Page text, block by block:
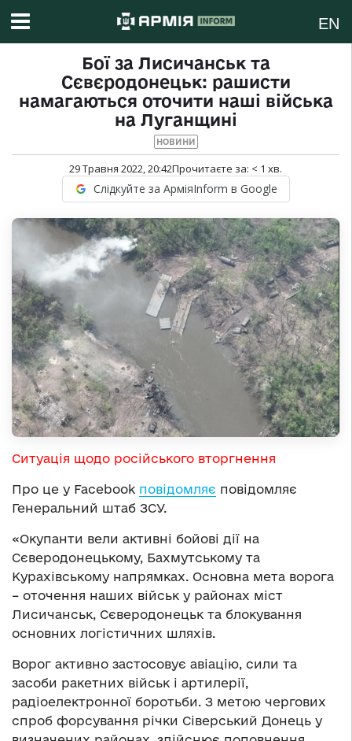
EN
Бої за Лисичанськ та
Сєвєродонецьк: рашисти
намагаються оточити наші війська
на Луганщині
НОВИНИ
29 Травня 2022, 20:42Прочитаєте за: < 1 хв.
Слідкуйте за АрміяInform в Google
Ситуація щодо російського вторгнення
Про це у Facebook повідомляє повідомляє
Генеральний штаб ЗСУ.
«Окупанти вели активні бойові дії на
Сєверодонецькому, Бахмутському та
Курахівському напрямках. Основна мета ворога
– оточення наших військ у районах міст
Лисичанськ, Сєверодонецьк та блокування
основних логістичних шляхів.
Ворог активно застосовує авіацію, сили та
засоби ракетних військ і артилерії,
радіоелектронної боротьби. З метою чергових
спроб форсування річки Сіверський Донець у